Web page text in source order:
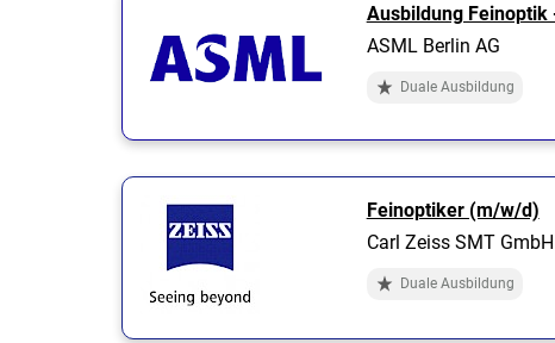
Ausbildung Feinoptik
ASML Berlin AG
Duale Ausbildung
Feinoptiker (m/w/d)
Carl Zeiss SMT GmbH
Duale Ausbildung